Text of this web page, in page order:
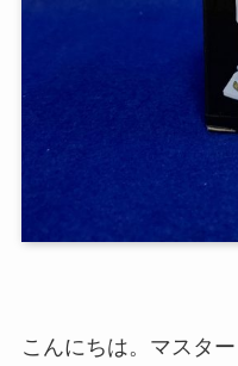
こんにちは。マスター